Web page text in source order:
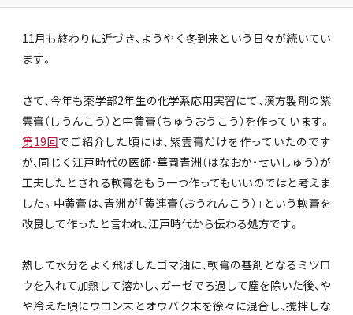
11月も終わりに近づき、ようやく冬到来という日々が続いてい
ます。
さて、今年も薬学部2年生の化学系応用実習にて、漢方製剤の紫
雲膏（しうんこう）と中黄膏（ちゅうおうこう）を作っています。
第19回でご紹介した頃には、紫雲膏だけを作っていたのです
が、同じく江戸時代の医師・華岡青洲（はなおか・せいしゅう）が
工夫したとされる軟膏をもう一つ作ってもいいのではと考えま
した。中黄膏は、青洲が「黄連膏（おうれんこう）」という軟膏を
改良して作ったと言われ、江戸時代から伝わる処方です。
熱して水分をよく飛ばしたゴマ油に、軟膏の基剤となるミツロ
ウを入れて加熱して溶かし、ガーゼでろ過して塵を除いた後、や
や冷えた頃にウコン末とオウバク末を徐々に混合し、攪拌しな